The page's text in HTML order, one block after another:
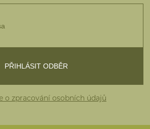
o zpracování osobních údajů